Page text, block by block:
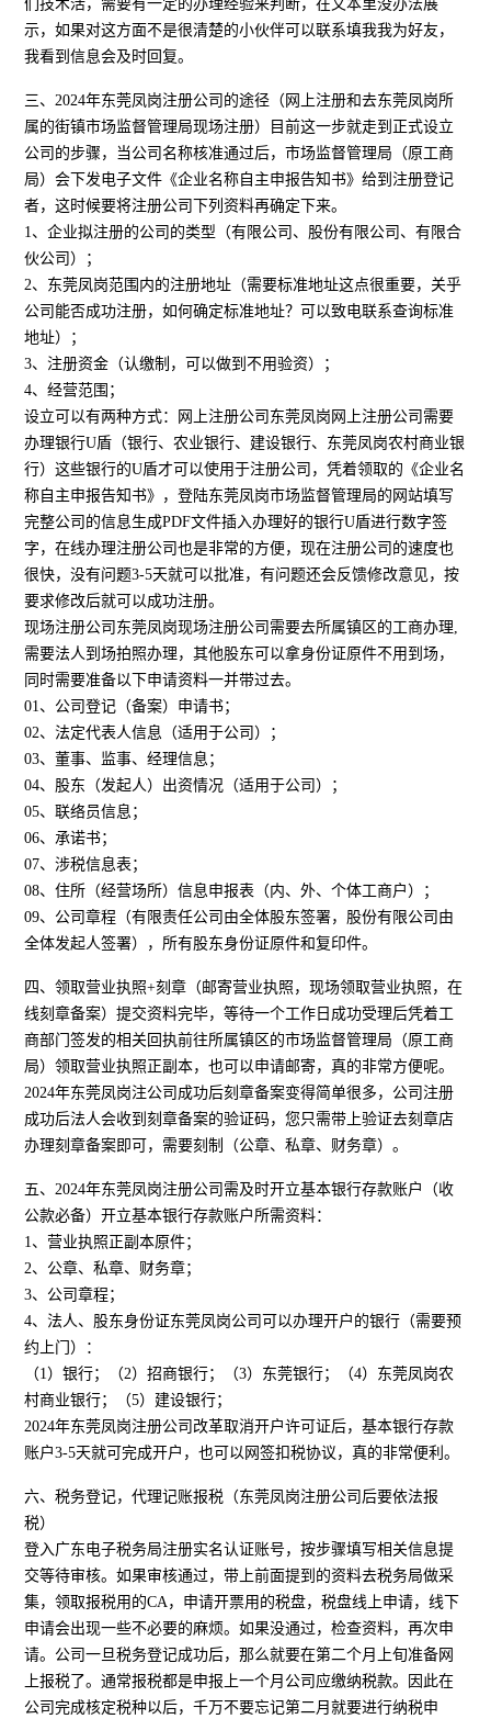
们技术活，需要有一定的办理经验来判断，在文本里没办法展
示，如果对这方面不是很清楚的小伙伴可以联系填我我为好友，
我看到信息会及时回复。
三、2024年东莞凤岗注册公司的途径（网上注册和去东莞凤岗所
属的街镇市场监督管理局现场注册）目前这一步就走到正式设立
公司的步骤，当公司名称核准通过后，市场监督管理局（原工商
局）会下发电子文件《企业名称自主申报告知书》给到注册登记
者，这时候要将注册公司下列资料再确定下来。
1、企业拟注册的公司的类型（有限公司、股份有限公司、有限合
伙公司）；
2、东莞凤岗范围内的注册地址（需要标准地址这点很重要，关乎
公司能否成功注册，如何确定标准地址？可以致电联系查询标准
地址）；
3、注册资金（认缴制，可以做到不用验资）；
4、经营范围；
设立可以有两种方式：网上注册公司东莞凤岗网上注册公司需要
办理银行U盾（银行、农业银行、建设银行、东莞凤岗农村商业银
行）这些银行的U盾才可以使用于注册公司，凭着领取的《企业名
称自主申报告知书》，登陆东莞凤岗市场监督管理局的网站填写
完整公司的信息生成PDF文件插入办理好的银行U盾进行数字签
字，在线办理注册公司也是非常的方便，现在注册公司的速度也
很快，没有问题3-5天就可以批准，有问题还会反馈修改意见，按
要求修改后就可以成功注册。
现场注册公司东莞凤岗现场注册公司需要去所属镇区的工商办理,
需要法人到场拍照办理，其他股东可以拿身份证原件不用到场，
同时需要准备以下申请资料一并带过去。
01、公司登记（备案）申请书；
02、法定代表人信息（适用于公司）；
03、董事、监事、经理信息；
04、股东（发起人）出资情况（适用于公司）；
05、联络员信息；
06、承诺书；
07、涉税信息表；
08、住所（经营场所）信息申报表（内、外、个体工商户）；
09、公司章程（有限责任公司由全体股东签署，股份有限公司由
全体发起人签署），所有股东身份证原件和复印件。
四、领取营业执照+刻章（邮寄营业执照，现场领取营业执照，在
线刻章备案）提交资料完毕，等待一个工作日成功受理后凭着工
商部门签发的相关回执前往所属镇区的市场监督管理局（原工商
局）领取营业执照正副本，也可以申请邮寄，真的非常方便呢。
2024年东莞凤岗注公司成功后刻章备案变得简单很多，公司注册
成功后法人会收到刻章备案的验证码，您只需带上验证去刻章店
办理刻章备案即可，需要刻制（公章、私章、财务章）。
五、2024年东莞凤岗注册公司需及时开立基本银行存款账户（收
公款必备）开立基本银行存款账户所需资料：
1、营业执照正副本原件；
2、公章、私章、财务章；
3、公司章程；
4、法人、股东身份证东莞凤岗公司可以办理开户的银行（需要预
约上门）：
（1）银行；（2）招商银行；（3）东莞银行；（4）东莞凤岗农
村商业银行；（5）建设银行；
2024年东莞凤岗注册公司改革取消开户许可证后，基本银行存款
账户3-5天就可完成开户，也可以网签扣税协议，真的非常便利。
六、税务登记，代理记账报税（东莞凤岗注册公司后要依法报
税）
登入广东电子税务局注册实名认证账号，按步骤填写相关信息提
交等待审核。如果审核通过，带上前面提到的资料去税务局做采
集，领取报税用的CA，申请开票用的税盘，税盘线上申请，线下
申请会出现一些不必要的麻烦。如果没通过，检查资料，再次申
请。公司一旦税务登记成功后，那么就要在第二个月上旬准备网
上报税了。通常报税都是申报上一个月公司应缴纳税款。因此在
公司完成核定税种以后，千万不要忘记第二月就要进行纳税申